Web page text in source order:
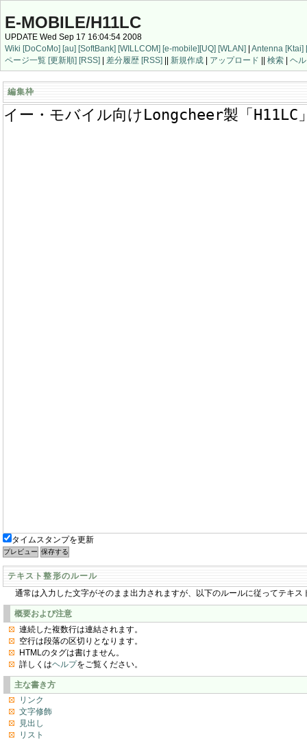
E-MOBILE/H11LC
UPDATE Wed Sep 17 16:04:54 2008
Wiki [DoCoMo] [au] [SoftBank] [WILLCOM] [e-mobile][UQ] [WLAN] | Antenna [Ktai]
ページ一覧 [更新順] [RSS] | 差分履歴 [RSS] || 新規作成 | アップロード || 検索 | ヘ
編集枠
タイムスタンプを更新
テキスト整形のルール
通常は入力した文字がそのまま出力されますが、以下のルールに従ってテキス
概要および注意
連続した複数行は連結されます。
空行は段落の区切りとなります。
HTMLのタグは書けません。
詳しくはヘルプをご覧ください。
主な書き方
リンク
文字修飾
見出し
リスト